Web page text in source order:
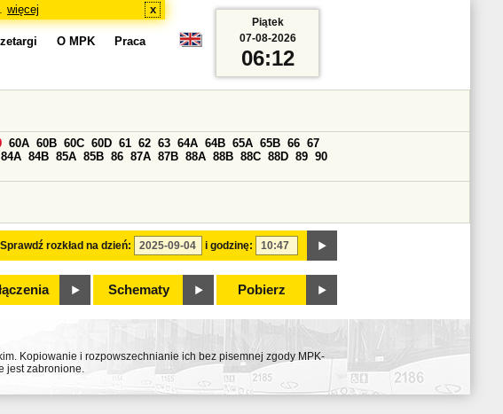
więcej x
O MPK Praca
Sprawdź rozkład na dzień: i godzinę:
60A 60B 60C 60D 61 62 63 64A 64B 65A 65B 66 67
84A 84B 85A 85B 86 87A 87B 88A 88B 88C 88D 89 90
Schematy Pobierz
Piątek
07-08-2026
06:12
Kopiowanie i rozpowszechnianie ich bez pisemnej zgody MPK-
jest zabronione.